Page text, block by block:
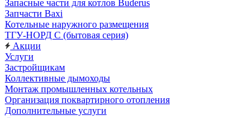
Запасные части для котлов Buderus
Запчасти Baxi
Котельные наружного размещения
ТГУ-НОРД С (бытовая серия)
Акции
Услуги
Застройщикам
Коллективные дымоходы
Монтаж промышленных котельных
Организация поквартирного отопления
Дополнительные услуги